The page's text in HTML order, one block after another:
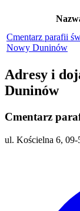
Cmentarz parafii
Nowy Duninów
Adresy i
Duninów
Cmentarz
ul. Kościelna 6,